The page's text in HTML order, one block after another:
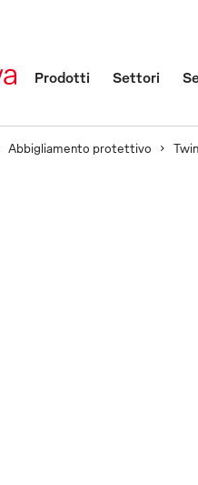
Prodotti Settori
Abbigliamento protettivo